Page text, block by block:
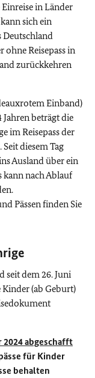
in Länder
sich ein
Deutschland
ohne Reisepass in
zurückkehren
Einband)
Jahren beträgt die
im Reisepass der
diesem Tag
Ausland über ein
kann nach Ablauf
Pässen finden Sie
seit dem 26. Juni
Kinder (ab Geburt)
2024 abgeschafft
für Kinder
behalten